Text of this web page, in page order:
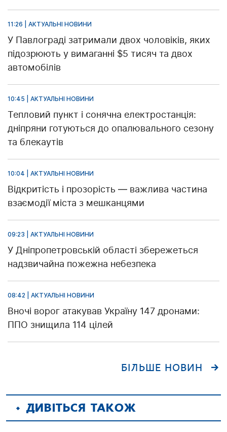
11:26 | АКТУАЛЬНІ НОВИНИ
У Павлограді затримали двох чоловіків, яких
підозрюють у вимаганні $5 тисяч та двох
автомобілів
10:45 | АКТУАЛЬНІ НОВИНИ
Тепловий пункт і сонячна електростанція:
дніпряни готуються до опалювального сезону
та блекаутів
10:04 | АКТУАЛЬНІ НОВИНИ
Відкритість і прозорість — важлива частина
взаємодії міста з мешканцями
09:23 | АКТУАЛЬНІ НОВИНИ
У Дніпропетровській області збережеться
надзвичайна пожежна небезпека
08:42 | АКТУАЛЬНІ НОВИНИ
Вночі ворог атакував Україну 147 дронами:
ППО знищила 114 цілей
БІЛЬШЕ НОВИН
ДИВІТЬСЯ ТАКОЖ